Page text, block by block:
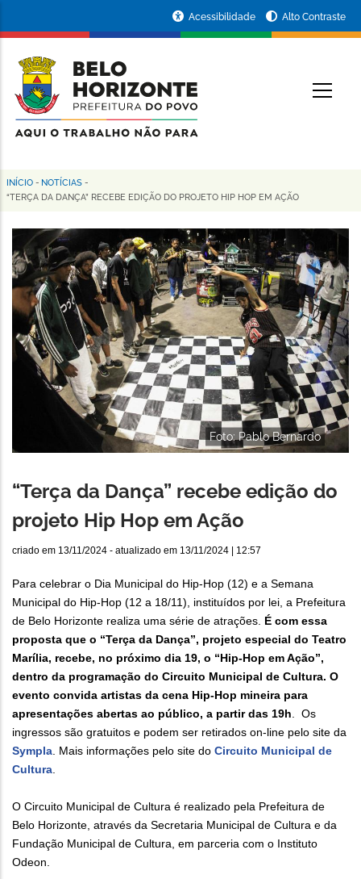
conteúdo
principal
da
Prefeitura
de
Horizonte
Acessibilidade Alto Contraste
Trilha
navegação
INÍCIO - NOTÍCIAS -
“TERÇA DA DANÇA” RECEBE EDIÇÃO DO PROJETO HIP HOP EM AÇÃO
Foto: Pablo Bernardo
“Terça da Dança” recebe edição do
projeto Hip Hop em Ação
criado em 13/11/2024 - atualizado em 13/11/2024 | 12:57
Para celebrar o Dia Municipal do Hip-Hop (12) e a Semana
Municipal do Hip-Hop (12 a 18/11), instituídos por lei, a Prefeitura
de Belo Horizonte realiza uma série de atrações. É com essa
proposta que o “Terça da Dança”, projeto especial do Teatro
Marília, recebe, no próximo dia 19, o “Hip-Hop em Ação”,
dentro da programação do Circuito Municipal de Cultura. O
evento convida artistas da cena Hip-Hop mineira para
apresentações abertas ao público, a partir das 19h. Os
ingressos são gratuitos e podem ser retirados on-line pelo site da
Sympla. Mais informações pelo site do Circuito Municipal de
Cultura.
O Circuito Municipal de Cultura é realizado pela Prefeitura de
Belo Horizonte, através da Secretaria Municipal de Cultura e da
Fundação Municipal de Cultura, em parceria com o Instituto
Odeon.